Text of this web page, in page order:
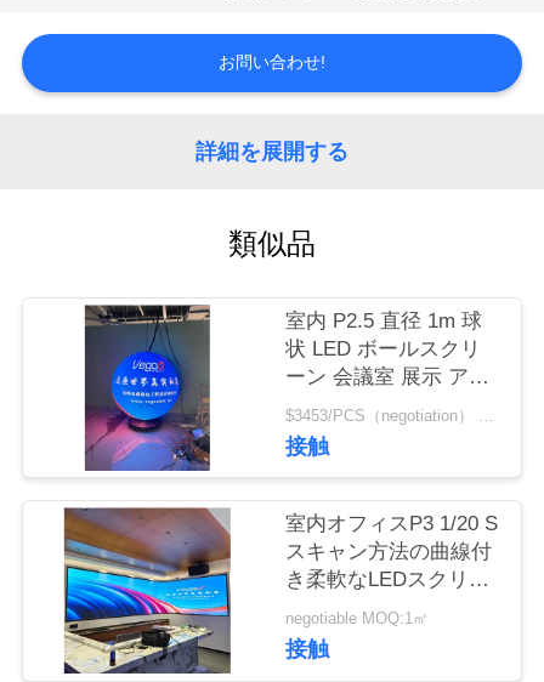
て
ア
質
お問い合わせ!
詳細を展開する
類似品
室内 P2.5 直径 1m 球
状 LED ボールスクリ
ーン 会議室 展示 アー
トショー
$3453/PCS（negotiation） MOQ:1pcs
接触
室内オフィスP3 1/20 S
スキャン方法の曲線付
き柔軟なLEDスクリー
ン 調整可能
negotiable MOQ:1㎡
接触